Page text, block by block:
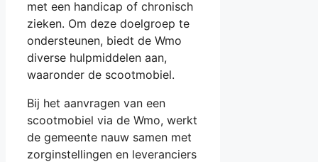
met een handicap of chronisch
zieken. Om deze doelgroep te
ondersteunen, biedt de Wmo
diverse hulpmiddelen aan,
waaronder de scootmobiel.
Bij het aanvragen van een
scootmobiel via de Wmo, werkt
de gemeente nauw samen met
zorginstellingen en leveranciers